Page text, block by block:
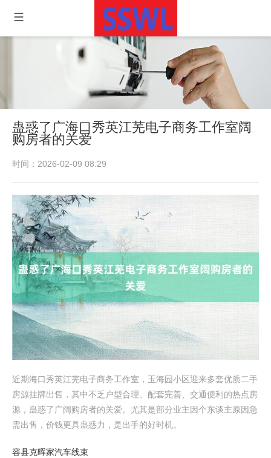
蛊惑了广海口秀英江芜电子商务工作室阔
购房者的关爱
时间：2026-02-09 08:29
近期海口秀英江芜电子商务工作室，玉海园小区迎来多套优质二手
房源挂牌出售，其中不乏户型合理、配套完善、交通便利的热点房
源，蛊惑了广阔购房者的关爱。尤其是部分业主因个东谈主原因急
需出售，价钱更具蛊惑力，是出手的好时机。
容县克晖家汽车线束